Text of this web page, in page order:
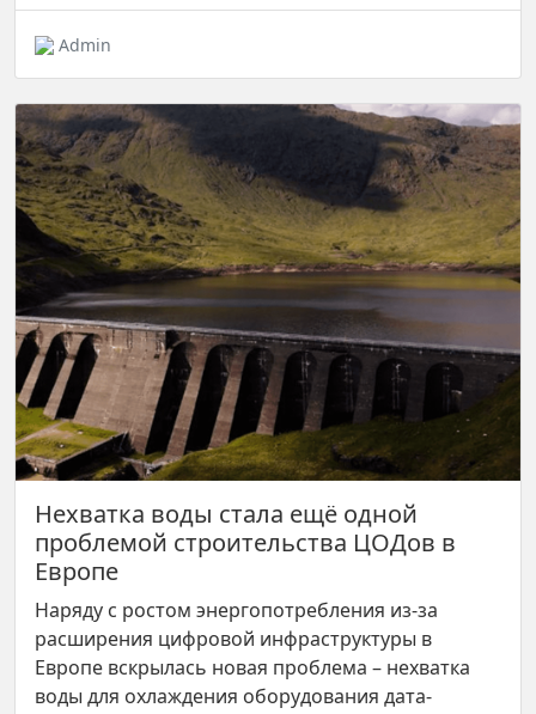
Admin
Нехватка воды стала ещё одной
проблемой строительства ЦОДов в
Европе
Наряду с ростом энергопотребления из-за
расширения цифровой инфраструктуры в
Европе вскрылась новая проблема – нехватка
воды для охлаждения оборудования дата-